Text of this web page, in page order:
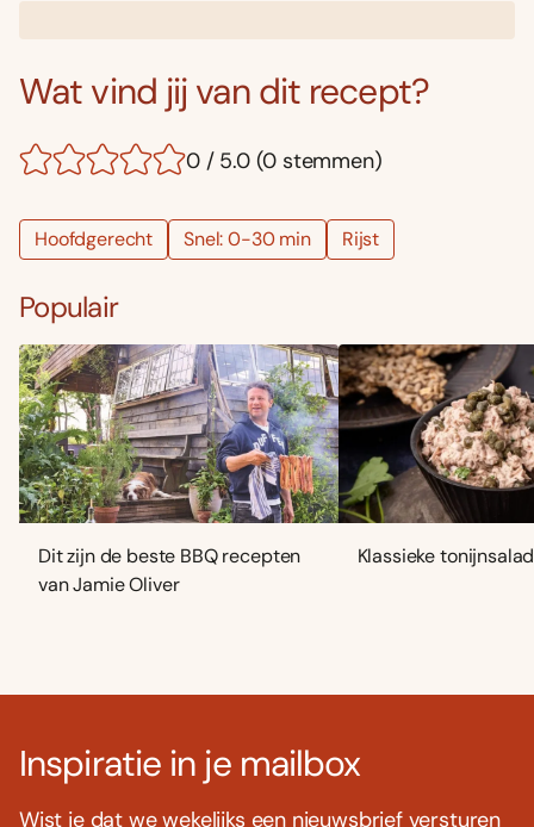
Wat vind jij van dit recept?
0 / 5.0 (0 stemmen)
Hoofdgerecht Snel: 0-30 min Rijst
Populair
Dit zijn de beste BBQ recepten
van Jamie Oliver
Klassieke
Inspiratie in je mailbox
Wist je dat we wekelijks een nieuwsbrief versturen